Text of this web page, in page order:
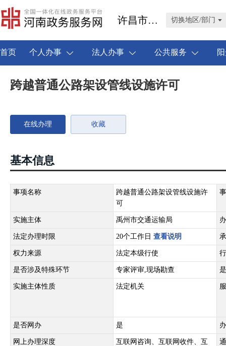
许昌市禹州市 切换地区/部门
首页 个人办事 法人办事 公共服务
跨越普通公路架设管线设施许可
在线办理 收藏
基本信息
事项名称
跨越普通公路架设管线设施许
可
实施主体 禹州市交通运输局
法定办理时限 20个工作日 查看说明
权力来源 法定本级行使
是否涉及特殊环节 专家评审,现场勘查
实施主体性质 法定机关
是否网办 是
网上办理深度
互联网咨询、互联网收件、互